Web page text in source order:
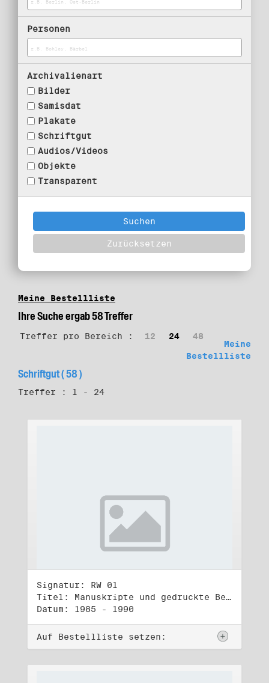
Personen
Archivalienart
Bilder
Samisdat
Plakate
Schriftgut
Audios/Videos
Objekte
Transparent
Meine Bestellliste
Ihre Suche ergab 58 Treffer
Treffer pro Bereich : 12 24
48
Meine
Bestellliste
Schriftgut ( 58 )
Treffer : 1 - 24
Signatur: RW 01
Titel: Manuskripte und gedruckte Belege (1)
Datum: 1985 - 1990
Auf Bestellliste setzen: